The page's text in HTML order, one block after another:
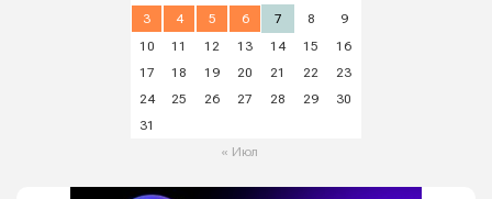
3
4 5 6 7 8
9
10
11 12 13 14 15
16
17
18 19 20 21 22
23
24
25 26 27 28 29
30
31
« Июл